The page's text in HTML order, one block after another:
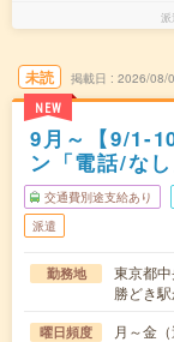
派
未読
NEW
掲載日 2026/08/
9月～【9/1-
ン「電話/なし
交通費別途支給あり
派遣
勤務地
東京都
勝どき
曜日頻度 月～金